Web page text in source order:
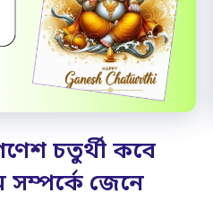
চতুর্থী কবে
জেনে